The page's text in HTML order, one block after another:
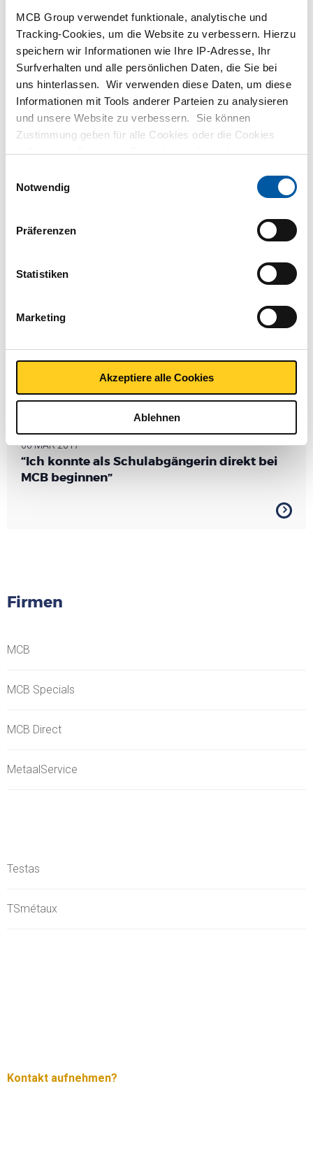
MCB Group verwendet funktionale, analytische und
Tracking-Cookies, um die Website zu verbessern. Hierzu
speichern wir Informationen wie Ihre IP-Adresse, Ihr
Surfverhalten und alle persönlichen Daten, die Sie bei
uns hinterlassen. Wir verwenden diese Daten, um diese
Informationen mit Tools anderer Parteien zu analysieren
und unsere Website zu verbessern. Sie können
Zustimmung geben für alle Cookies oder die Cookies
selbst einstellen, wenn Sie nicht möchten, dass wir
Informationen zu den von uns gespeicherten Cookies und
den Parteien mit denen wir zusammenarbeiten, finden
hier
unsere Richtlinien an.
Notwendig
Präferenzen
Statistiken
Marketing
Akzeptiere alle Cookies
Ablehnen
24 JUL 2017
“Kunden können schon in naher Zukunft im
Webshop Stabstahl nach Maß bestellen.
Telefonisch bestellen ist auch möglich …”
06 MAR 2017
“Ich konnte als Schulabgängerin direkt bei
MCB beginnen”
Firmen
MCB
MCB Specials
MCB Direct
MetaalService
Testas
TSmétaux
Kontakt aufnehmen?